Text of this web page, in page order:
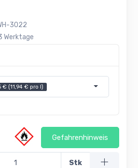
3022
Werktage
€ (11,94 € pro l)
Gefahrenhinweis
Stk